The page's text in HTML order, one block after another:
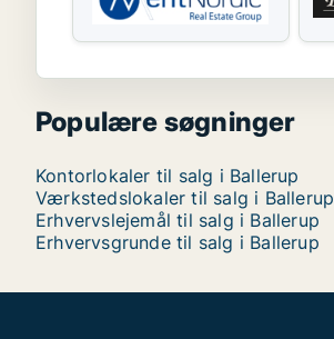
Populære søgninger
Kontorlokaler til salg i Ballerup
Værkstedslokaler til salg i Ballerup
Erhvervslejemål til salg i Ballerup
Erhvervsgrunde til salg i Ballerup